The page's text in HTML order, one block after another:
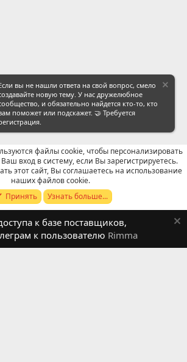
и правила
Помощь
R
вы не нашли ответа на свой вопрос, смело
новую тему. У нас дружелюбное
и обязательно найдется кто-то, кто
поможет или подскажет. 🤝 Требуется
файлы cookie, чтобы персонализировать
вход в систему, если Вы зарегистрируетесь.
этот сайт, Вы соглашаетесь на использование
наших файлов cookie.
Принять
Узнать больше...
к базе поставщиков,
к пользователю Rimma